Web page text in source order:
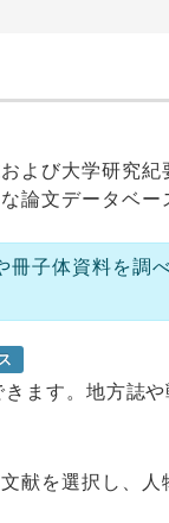
よび大学研究
論文データベー
子体資料を調
ます。地方誌や
献を選択し、